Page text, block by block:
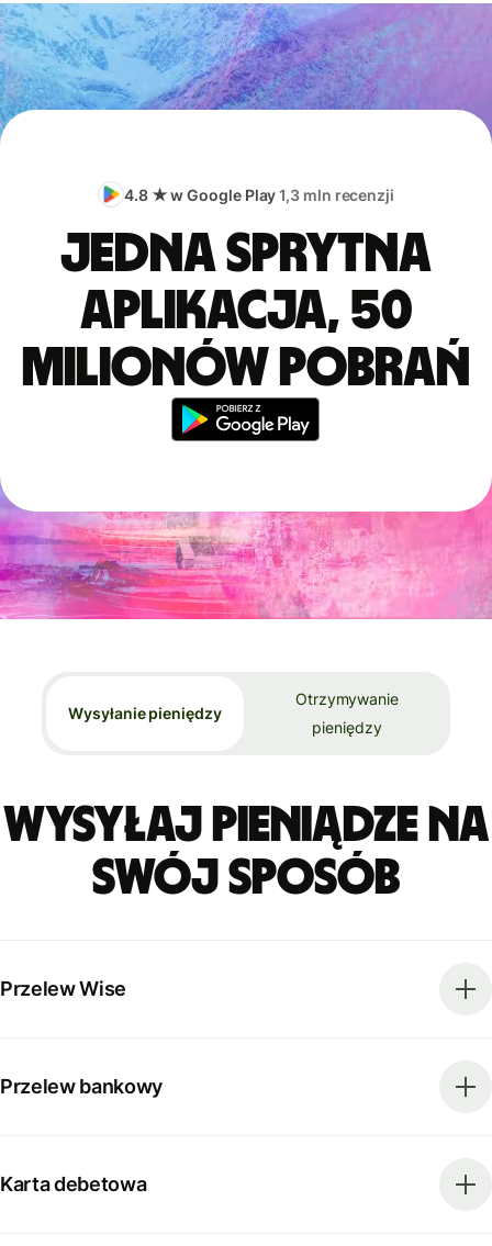
4.8 ★ w Google Play1,3 mln recenzji
Jedna sprytna
aplikacja, 50
milionów pobrań
Wysyłanie pieniędzy
Otrzymywanie
pieniędzy
Wysyłaj pieniądze na
swój sposób
Przelew Wise
Przelew bankowy
Karta debetowa